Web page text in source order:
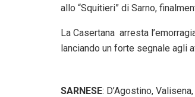
allo “Squitieri” di Sarno,
La Casertana arresta
lanciando un forte segnale agli
SARNESE: D’Agostino,